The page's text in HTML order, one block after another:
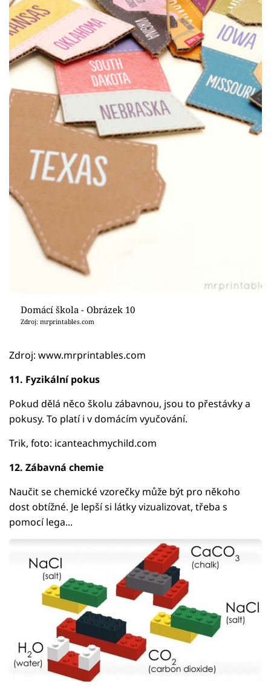
Domácí škola - Obrázek 10
Zdroj: mrprintables.com
Zdroj: www.mrprintables.com
11. Fyzikální pokus
Pokud dělá něco školu zábavnou, jsou to přestávky a
pokusy. To platí i v domácím vyučování.
Trik, foto: icanteachmychild.com
12. Zábavná chemie
Naučit se chemické vzorečky může být pro někoho
dost obtížné. Je lepší si látky vizualizovat, třeba s
pomocí lega...